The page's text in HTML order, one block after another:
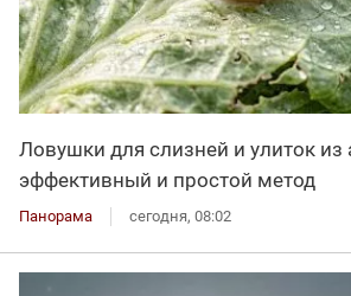
Ловушки для слизней и улиток из
эффективный и простой метод
Панорама сегодня, 08:02